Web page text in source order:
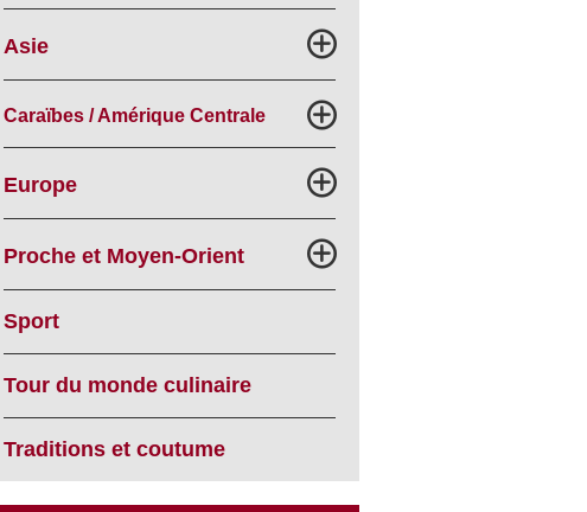
Asie
Caraïbes / Amérique Centrale
Europe
Proche et Moyen-Orient
Sport
Tour du monde culinaire
Traditions et coutume